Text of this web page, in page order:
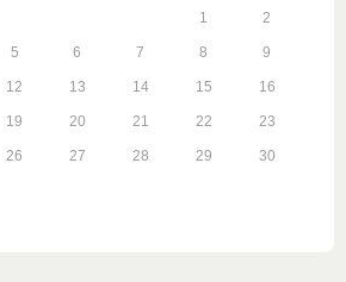
1 2
5 6 7 8 9
12 13 14 15 16
19 20 21 22 23
26 27 28 29 30